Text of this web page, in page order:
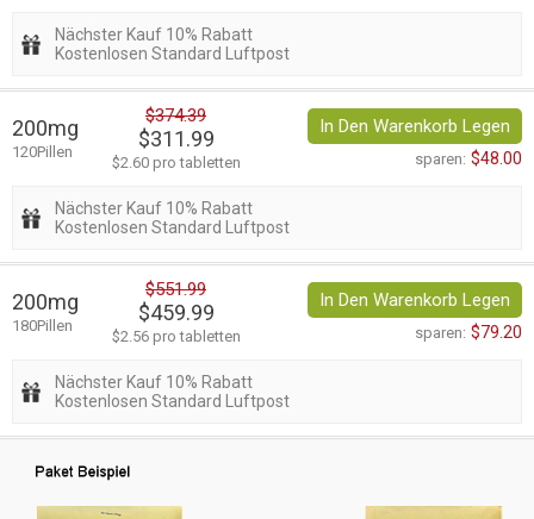
Nächster Kauf 10% Rabatt
Kostenlosen Standard Luftpost
200mg
120Pillen
$374.39
$311.99
$2.60 pro tabletten
In Den Warenkorb Legen
sparen: $48.00
Nächster Kauf 10% Rabatt
Kostenlosen Standard Luftpost
200mg
180Pillen
$551.99
$459.99
$2.56 pro tabletten
In Den Warenkorb Legen
sparen: $79.20
Nächster Kauf 10% Rabatt
Kostenlosen Standard Luftpost